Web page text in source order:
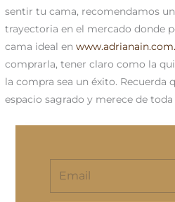
sentir tu cama, recomendamos
trayectoria en el mercado donde
cama ideal en
comprarla, tener claro como la
la compra sea un éxito. Recuerda
espacio sagrado y merece de